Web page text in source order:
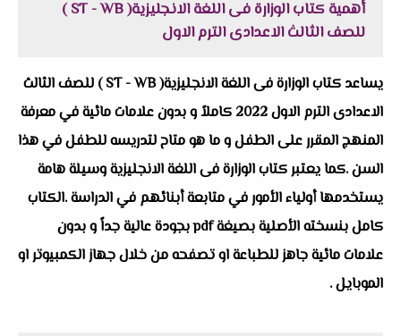
أهمية كتاب الوزارة فى اللغة الانجليزية( ST - WB )
للصف الثالث الاعدادى الترم الاول
يساعد كتاب الوزارة فى اللغة الانجليزية( ST - WB ) للصف الثالث
الاعدادى الترم الاول 2022 كاملاً و بدون علامات مائية في معرفة
المنهج المقرر على الطفل و ما هو متاح لتدريسه للطفل في هذا
السن .كما يعتبر كتاب الوزارة فى اللغة الانجليزية وسيلة هامة
يستخدمها أولياء الأمور في متابعة أبنائهم في الدراسة .الكتاب
كامل بنسخته الأصلية بصيغة pdf بجودة عالية جداً و بدون
علامات مائية جاهز للطباعة او تصفحه من خلال جهاز الكمبيوتر او
الموبايل .